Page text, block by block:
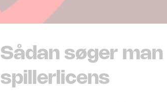
Sådan søger man
spillerlicens